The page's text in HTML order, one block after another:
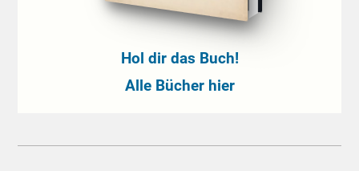
Hol dir das Buch!
Alle Bücher hier